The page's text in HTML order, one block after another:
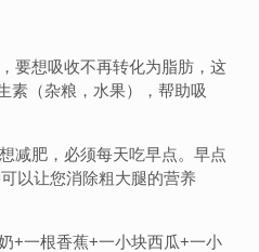
想吸收不再转化为脂肪，这
素（杂粮，水果），帮助吸
肥，必须每天吃早点。早点
以让您消除粗大腿的营养
一根香蕉+一小块西瓜+一小